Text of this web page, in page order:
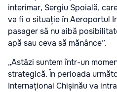
interimar, Sergiu Spoială,
va fi o situație în Aeroportul
pasager să nu aibă
apă sau ceva să mănânce”.
„Astăzi suntem într-un
strategică. În perioada
Internațional Chișinău va